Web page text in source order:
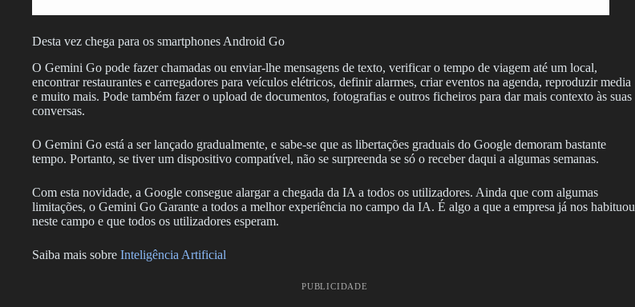
Desta vez chega para os smartphones Android Go
O Gemini Go pode fazer chamadas ou enviar-lhe mensagens de texto, verificar o tempo de viagem até um local,
encontrar restaurantes e carregadores para veículos elétricos, definir alarmes, criar eventos na agenda, reproduzir media
e muito mais. Pode também fazer o upload de documentos, fotografias e outros ficheiros para dar mais contexto às suas
conversas.
O Gemini Go está a ser lançado gradualmente, e sabe-se que as libertações graduais do Google demoram bastante
tempo. Portanto, se tiver um dispositivo compatível, não se surpreenda se só o receber daqui a algumas semanas.
Com esta novidade, a Google consegue alargar a chegada da IA a todos os utilizadores. Ainda que com algumas
limitações, o Gemini Go Garante a todos a melhor experiência no campo da IA. É algo a que a empresa já nos habituou
neste campo e que todos os utilizadores esperam.
Saiba mais sobre Inteligência Artificial
PUBLICIDADE